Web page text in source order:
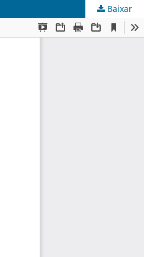
Baixar